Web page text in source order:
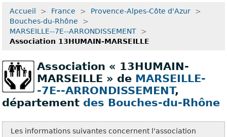
Tous les départements
Associations d’Utilité Publique
Contact
Accueil > France > Provence-Alpes-Côte d'Azur
>
Bouches-du-Rhône
>
MARSEILLE--7E--ARRONDISSEMENT
>
Association 13HUMAIN-MARSEILLE
Association « 13HUMAIN-
MARSEILLE » de MARSEILLE-
-7E--ARRONDISSEMENT,
département des Bouches-du-Rhône
Les informations suivantes concernent l'association